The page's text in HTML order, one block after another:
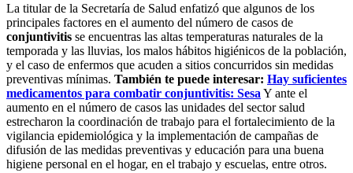
La titular de la Secretaría de Salud enfatizó que algunos de los
principales factores en el aumento del número de casos de
conjuntivitis se encuentras las altas temperaturas naturales de la
temporada y las lluvias, los malos hábitos higiénicos de la población,
y el caso de enfermos que acuden a sitios concurridos sin medidas
preventivas mínimas. También te puede interesar: Hay suficientes
medicamentos para combatir conjuntivitis: Sesa Y ante el
aumento en el número de casos las unidades del sector salud
estrecharon la coordinación de trabajo para el fortalecimiento de la
vigilancia epidemiológica y la implementación de campañas de
difusión de las medidas preventivas y educación para una buena
higiene personal en el hogar, en el trabajo y escuelas, entre otros.